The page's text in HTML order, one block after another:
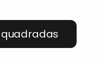
quadradas